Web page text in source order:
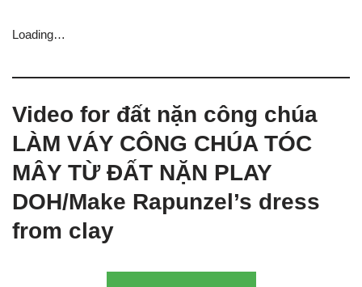
Loading…
Video for đất nặn công chúa
LÀM VÁY CÔNG CHÚA TÓC
MÂY TỪ ĐẤT NẶN PLAY
DOH/Make Rapunzel’s dress
from clay